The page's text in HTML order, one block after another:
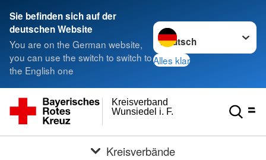
Sie befinden sich auf der
deutschen Website
You are on the German website,
you can use the switch to switch to
the English one
Sprache wechseln zu
Alles klar
Wunsiedel i. F.
Kreisverband
Kreisverbände